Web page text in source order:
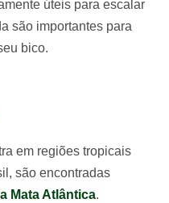
úteis para escalar
são importantes para
bico.
em regiões tropicais
são encontradas
Mata Atlântica.